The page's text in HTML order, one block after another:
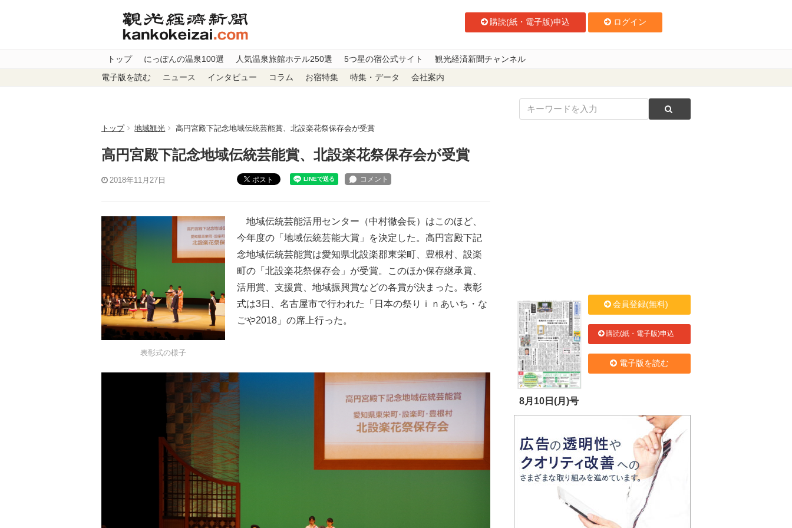
購読(紙・電子版)申込 ログイン
トップ にっぽんの温泉100選 人気温泉旅館ホテル250選 5つ星の宿公式サイト 観光経済新聞チャンネル
電子版を読む ニュース インタビュー コラム お宿特集 特集・データ 会社案内
トップ 地域観光 高円宮殿下記念地域伝統芸能賞、北設楽花祭保存会が受賞
高円宮殿下記念地域伝統芸能賞、北設楽花祭保存会が受賞
2018年11月27日 ポスト
表彰式の様子
地域伝統芸能活用センター（中村徹会長）はこのほど、
今年度の「地域伝統芸能大賞」を決定した。高円宮殿下記
念地域伝統芸能賞は愛知県北設楽郡東栄町、豊根村、設楽
町の「北設楽花祭保存会」が受賞。このほか保存継承賞、
活用賞、支援賞、地域振興賞などの各賞が決まった。表彰
式は3日、名古屋市で行われた「日本の祭りｉｎあいち・な
ごや2018」の席上行った。
8月10日(月)号
会員登録(無料)
購読(紙・電子版)申込
電子版を読む